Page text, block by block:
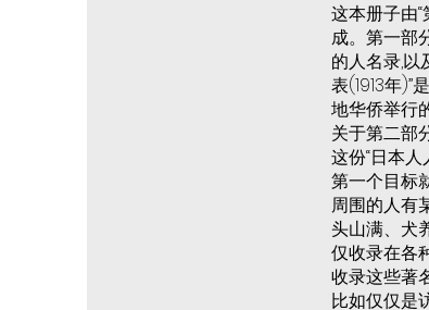
这本册子由
成。第一部
的人名录,以
表(1913年)”
地华侨举行
关于第二部
这份“日本人
第一个目标
周围的人有
头山满、犬
仅收录在各
收录这些著
比如仅仅是